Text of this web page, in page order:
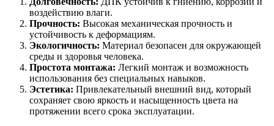
воздействию влаги.
Прочность: Высокая механическая прочность и
устойчивость к деформациям.
Экологичность: Материал безопасен для окружающей
среды и здоровья человека.
Простота монтажа: Легкий монтаж и возможность
использования без специальных навыков.
Эстетика: Привлекательный внешний вид, который
сохраняет свою яркость и насыщенность цвета на
протяжении всего срока эксплуатации.